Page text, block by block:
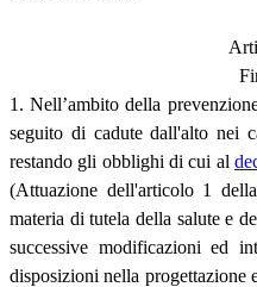
1. Nell’ambito della
seguito di cadute dall'alto nei
restando gli obblighi di cui al
(Attuazione dell'articolo 1
materia di tutela della salute e
successive modificazioni ed
disposizioni nella progettazione